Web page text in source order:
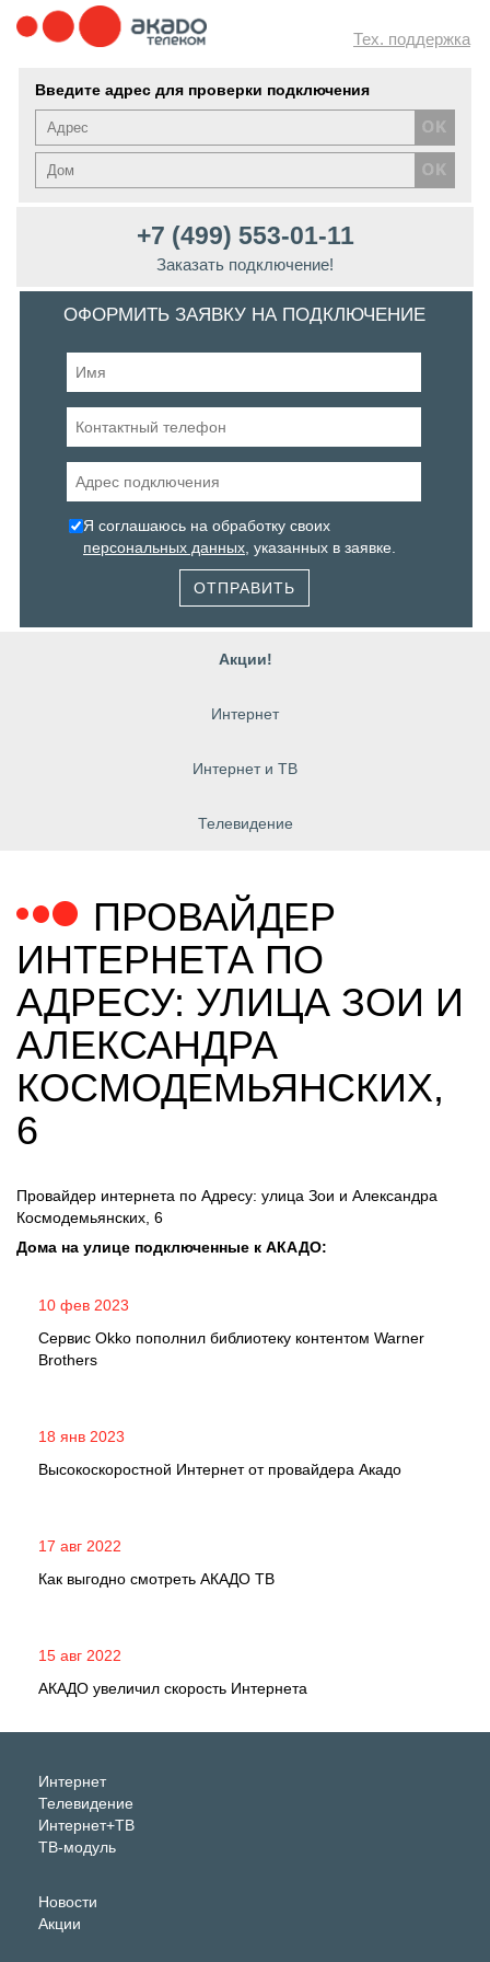
Тех. поддержка
Введите адрес для проверки подключения
+7 (499) 553-01-11
Заказать подключение!
ОФОРМИТЬ ЗАЯВКУ НА ПОДКЛЮЧЕНИЕ
Я соглашаюсь на обработку своих
персональных данных , указанных в заявке.
ОТПРАВИТЬ
Акции!
Интернет
Интернет и ТВ
Телевидение
ПРОВАЙДЕР
ИНТЕРНЕТА ПО
АДРЕСУ: УЛИЦА ЗОИ И
АЛЕКСАНДРА
КОСМОДЕМЬЯНСКИХ,
6
Провайдер интернета по Адресу: улица Зои и Александра
Космодемьянских, 6
Дома на улице подключенные к АКАДО:
10 фев 2023
Сервис Okko пополнил библиотеку контентом Warner
Brothers
18 янв 2023
Высокоскоростной Интернет от провайдера Акадо
17 авг 2022
Как выгодно смотреть АКАДО ТВ
15 авг 2022
АКАДО увеличил скорость Интернета
Интернет
Телевидение
Интернет+ТВ
ТВ-модуль
Новости
Акции